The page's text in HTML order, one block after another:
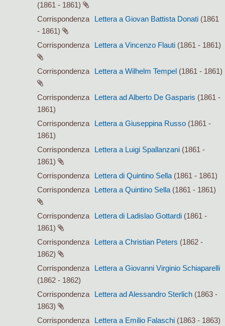
(1861 - 1861)
Corrispondenza
Lettera a Giovan Battista Donati (1861
- 1861)
Corrispondenza
Lettera a Vincenzo Flauti (1861 - 1861)
Corrispondenza Lettera a Wilhelm Tempel (1861 - 1861)
Corrispondenza Lettera ad Alberto De Gasparis (1861 -
1861)
Corrispondenza
Lettera a Giuseppina Russo (1861 -
1861)
Corrispondenza
Lettera a Luigi Spallanzani (1861 -
1861)
Corrispondenza
Lettera di Quintino Sella (1861 - 1861)
Corrispondenza
Lettera a Quintino Sella (1861 - 1861)
Corrispondenza Lettera di Ladislao Gottardi (1861 -
1861)
Corrispondenza
Lettera a Christian Peters (1862 -
1862)
Corrispondenza
Lettera a Giovanni Virginio Schiaparelli
(1862 - 1862)
Corrispondenza
Lettera ad Alessandro Sterlich (1863 -
1863)
Corrispondenza
Lettera a Emilio Falaschi (1863 - 1863)